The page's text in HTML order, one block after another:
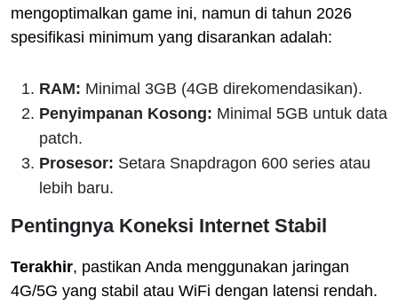
mengoptimalkan game ini, namun di tahun 2026
spesifikasi minimum yang disarankan adalah:
RAM: Minimal 3GB (4GB direkomendasikan).
Penyimpanan Kosong: Minimal 5GB untuk data
patch.
Prosesor: Setara Snapdragon 600 series atau
lebih baru.
Pentingnya Koneksi Internet Stabil
Terakhir, pastikan Anda menggunakan jaringan
4G/5G yang stabil atau WiFi dengan latensi rendah.